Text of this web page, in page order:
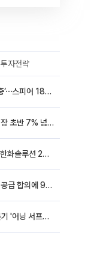
투자전략
스페이스X 주가 반등에 관련주 ‘껑충’⋯스피어 18%ㆍ에이치브이엠 12%↑
반도체 온기 탄 2차전지...삼성SDI, 장 초반 7% 넘게 껑충
美 태양광 관세 반사이익 기대감에 한화솔루션 20%대·OCI홀딩스 14%대 급등
포스코퓨처엠, 19만톤 LFP 양극재 공급 합의에 9%대 강세
고려아연, 106분기 연속 흑자...2분기 '어닝 서프라이즈'에 장 초반 12%대 강세